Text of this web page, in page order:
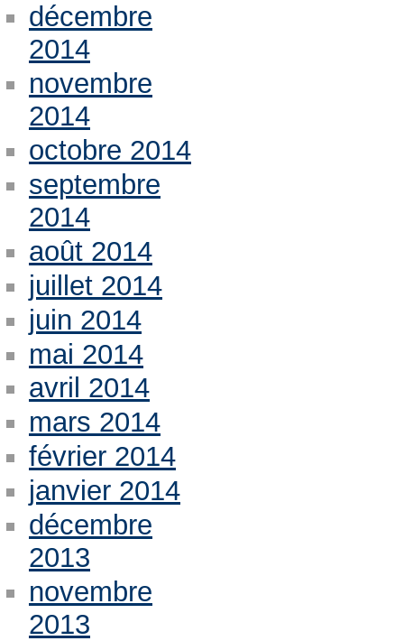
décembre
2014
novembre
2014
octobre 2014
septembre
2014
août 2014
juillet 2014
juin 2014
mai 2014
avril 2014
mars 2014
février 2014
janvier 2014
décembre
2013
novembre
2013